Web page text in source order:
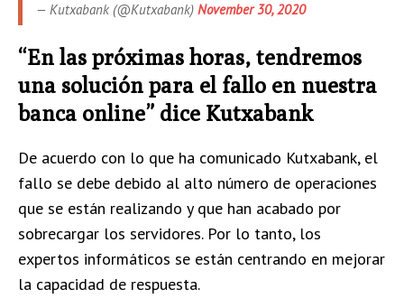
— Kutxabank (@Kutxabank) November 30, 2020
“En las próximas horas, tendremos
una solución para el fallo en nuestra
banca online” dice Kutxabank
De acuerdo con lo que ha comunicado Kutxabank, el
fallo se debe debido al alto número de operaciones
que se están realizando y que han acabado por
sobrecargar los servidores. Por lo tanto, los
expertos informáticos se están centrando en mejorar
la capacidad de respuesta.